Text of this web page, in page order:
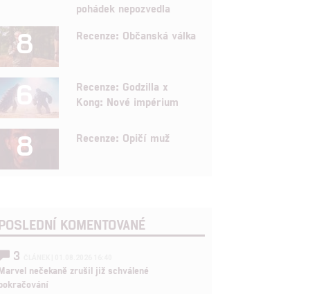
pohádek nepozvedla
8 Recenze: Občanská válka
6
Recenze: Godzilla x
Kong: Nové impérium
8 Recenze: Opičí muž
KOMENTOVANÉ
3
nečekaně zrušil již schválené